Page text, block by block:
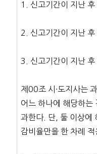
1. 신고기간이 지난
2. 신고기간이 지난
3. 신고기간이 지난
제00조 시·도지사는
어느 하나에 해당하는
과한다. 단, 둘 이상에
감비율만을 한 차례 적